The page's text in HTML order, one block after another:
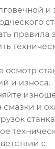
и
правила
осмотр
и износа.
и
с